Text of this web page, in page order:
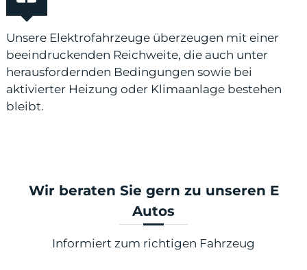
Unsere Elektrofahrzeuge überzeugen mit einer
beeindruckenden Reichweite, die auch unter
herausfordernden Bedingungen sowie bei
aktivierter Heizung oder Klimaanlage bestehen
bleibt.
Wir beraten Sie gern zu unseren E
Autos
Informiert zum richtigen Fahrzeug